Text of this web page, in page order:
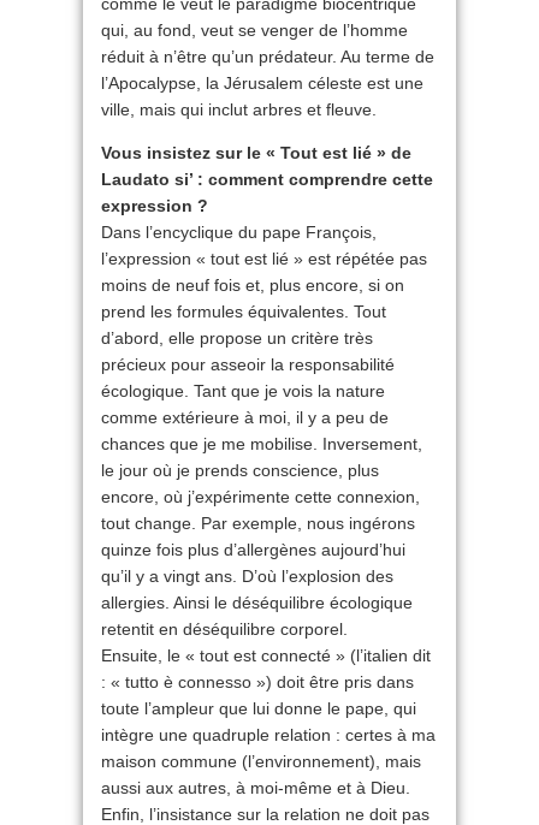
qui, au fond, veut se venger de l’homme
réduit à n’être qu’un prédateur. Au terme de
l’Apocalypse, la Jérusalem céleste est une
ville, mais qui inclut arbres et fleuve.
Vous insistez sur le « Tout est lié » de
Laudato si’ : comment comprendre cette
expression ?
Dans l’encyclique du pape François,
l’expression « tout est lié » est répétée pas
moins de neuf fois et, plus encore, si on
prend les formules équivalentes. Tout
d’abord, elle propose un critère très
précieux pour asseoir la responsabilité
écologique. Tant que je vois la nature
comme extérieure à moi, il y a peu de
chances que je me mobilise. Inversement,
le jour où je prends conscience, plus
encore, où j’expérimente cette connexion,
tout change. Par exemple, nous ingérons
quinze fois plus d’allergènes aujourd’hui
qu’il y a vingt ans. D’où l’explosion des
allergies. Ainsi le déséquilibre écologique
retentit en déséquilibre corporel.
Ensuite, le « tout est connecté » (l’italien dit
: « tutto è connesso ») doit être pris dans
toute l’ampleur que lui donne le pape, qui
intègre une quadruple relation : certes à ma
maison commune (l’environnement), mais
aussi aux autres, à moi-même et à Dieu.
Enfin, l’insistance sur la relation ne doit pas